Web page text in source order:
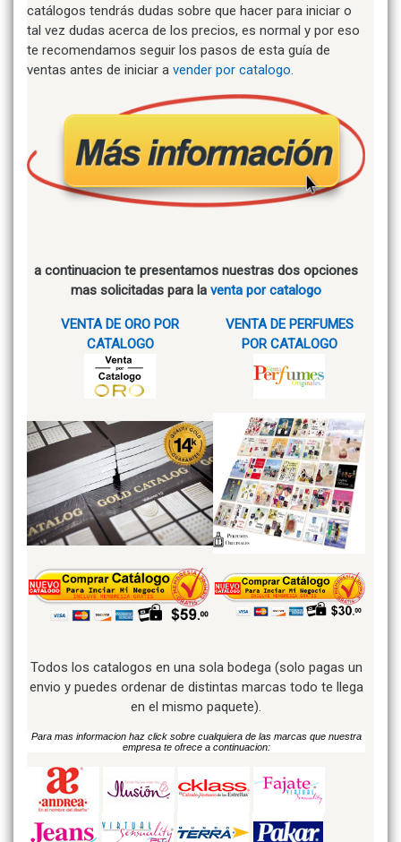
catálogos tendrás dudas sobre que hacer para iniciar o
tal vez dudas acerca de los precios, es normal y por eso
te recomendamos seguir los pasos de esta guía de
ventas antes de iniciar a vender por catalogo.
a continuacion te presentamos nuestras dos opciones
mas solicitadas para la venta por catalogo
VENTA DE ORO POR
CATALOGO
VENTA DE PERFUMES
POR CATALOGO
Todos los catalogos en una sola bodega (solo pagas un
envio y puedes ordenar de distintas marcas todo te llega
en el mismo paquete).
Para mas informacion haz click sobre cualquiera de las marcas que nuestra
empresa te ofrece a continuacion: